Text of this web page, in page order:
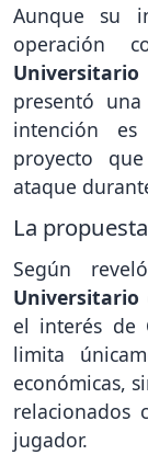
Aunque su
operación
Universitario
presentó
intención
proyecto
ataque
La
Según
Universitario
el interés de
limita
económicas,
relacionados
jugador.